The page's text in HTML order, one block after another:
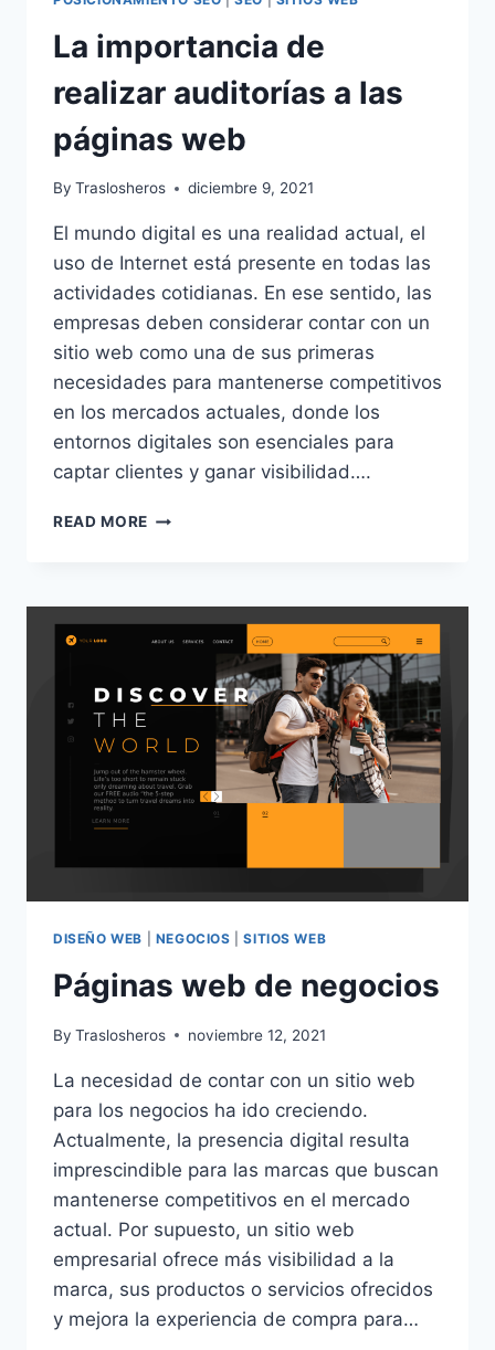
La importancia de
realizar auditorías a las
páginas web
By Traslosheros diciembre 9, 2021
El mundo digital es una realidad actual, el
uso de Internet está presente en todas las
actividades cotidianas. En ese sentido, las
empresas deben considerar contar con un
sitio web como una de sus primeras
necesidades para mantenerse competitivos
en los mercados actuales, donde los
entornos digitales son esenciales para
captar clientes y ganar visibilidad….
READ MORE LA
AUDITORÍAS
PÁGINAS
WEB
DISEÑO WEB NEGOCIOS |SITIOS WEB
Páginas web de negocios
By Traslosheros noviembre 12, 2021
La necesidad de contar con un sitio web
para los negocios ha ido creciendo.
Actualmente, la presencia digital resulta
imprescindible para las marcas que buscan
mantenerse competitivos en el mercado
actual. Por supuesto, un sitio web
empresarial ofrece más visibilidad a la
marca, sus productos o servicios ofrecidos
y mejora la experiencia de compra para…